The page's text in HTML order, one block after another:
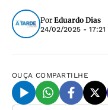
Por Eduardo Dias
24/02/2025 - 17:21
OUÇA COMPARTILHE